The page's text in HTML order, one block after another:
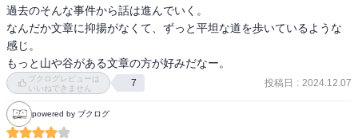
過去のそんな事件から話は進んでいく。
なんだか文章に抑揚がなくて、ずっと平坦な道を歩いているような
感じ。
もっと山や谷がある文章の方が好みだなー。
ブクログレビューは
いいねできません
7 投稿日 : 2024.12.07
powered by ブクログ